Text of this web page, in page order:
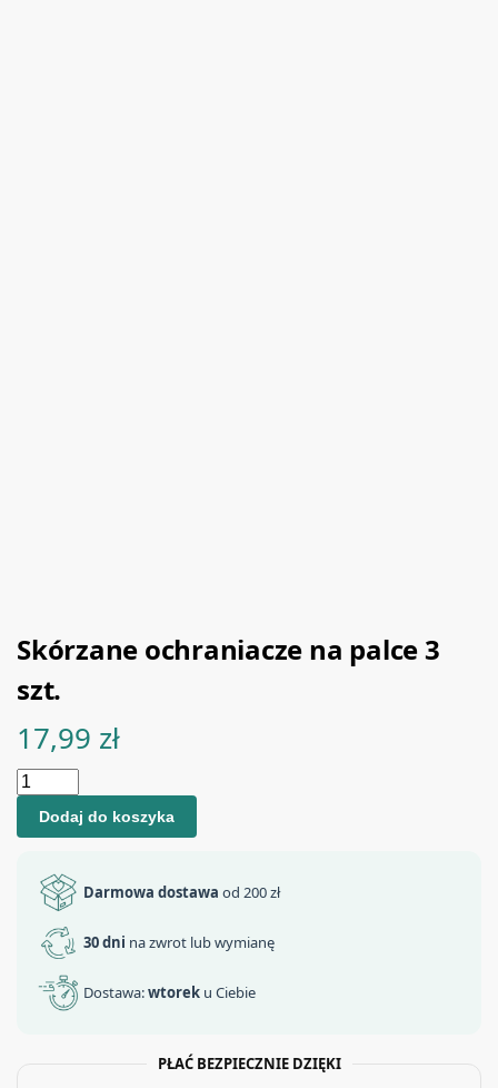
Skórzane ochraniacze na palce 3
szt.
17,99 zł
Dodaj do koszyka
Darmowa dostawa od 200 zł
30 dni na zwrot lub wymianę
Dostawa:wtorek u Ciebie
PŁAĆ BEZPIECZNIE DZIĘKI